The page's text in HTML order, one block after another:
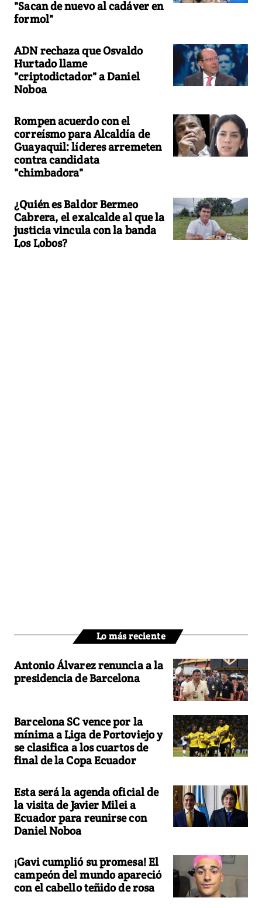
"Sacan de nuevo al cadáver en
formol"
ADN rechaza que Osvaldo
Hurtado llame
"criptodictador" a Daniel
Noboa
Rompen acuerdo con el
correísmo para Alcaldía de
Guayaquil: líderes arremeten
contra candidata
"chimbadora"
¿Quién es Baldor Bermeo
Cabrera, el exalcalde al que la
justicia vincula con la banda
Los Lobos?
Lo más reciente
Antonio Álvarez renuncia a la
presidencia de Barcelona
Barcelona SC vence por la
mínima a Liga de Portoviejo y
se clasifica a los cuartos de
final de la Copa Ecuador
Esta será la agenda oficial de
la visita de Javier Milei a
Ecuador para reunirse con
Daniel Noboa
¡Gavi cumplió su promesa! El
campeón del mundo apareció
con el cabello teñido de rosa